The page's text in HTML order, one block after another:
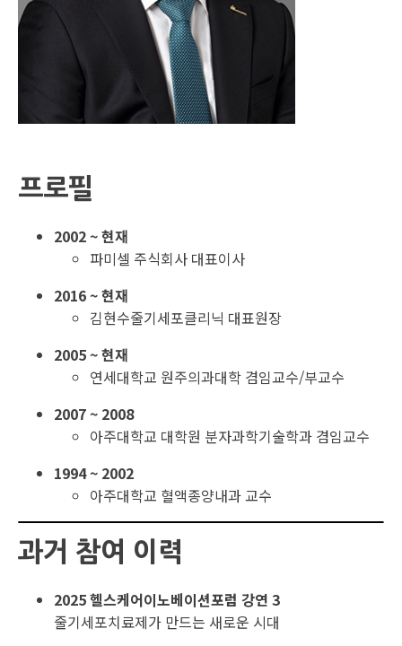
프로필
2002 ~ 현재
파미셀 주식회사 대표이사
2016 ~ 현재
김현수줄기세포클리닉 대표원장
2005 ~ 현재
연세대학교 원주의과대학 겸임교수/부교수
2007 ~ 2008
아주대학교 대학원 분자과학기술학과 겸임교수
1994 ~ 2002
아주대학교 혈액종양내과 교수
과거 참여 이력
2025 헬스케어이노베이션포럼 강연 3
줄기세포치료제가 만드는 새로운 시대